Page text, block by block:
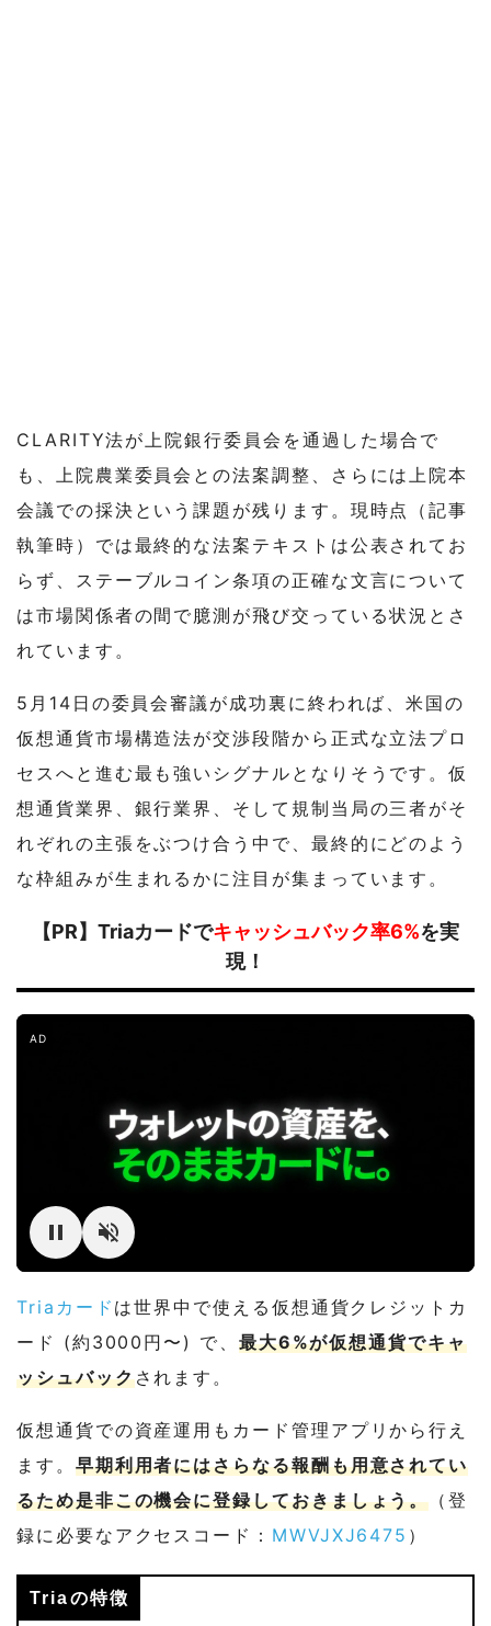
CLARITY法が上院銀行委員会を通過した場合で
も、上院農業委員会との法案調整、さらには上院本
会議での採決という課題が残ります。現時点（記事
執筆時）では最終的な法案テキストは公表されてお
らず、ステーブルコイン条項の正確な文言について
は市場関係者の間で臆測が飛び交っている状況とさ
れています。
5月14日の委員会審議が成功裏に終われば、米国の
仮想通貨市場構造法が交渉段階から正式な立法プロ
セスへと進む最も強いシグナルとなりそうです。仮
想通貨業界、銀行業界、そして規制当局の三者がそ
れぞれの主張をぶつけ合う中で、最終的にどのよう
な枠組みが生まれるかに注目が集まっています。
【PR】Triaカードでキャッシュバック率6%を実
現！
AD
Triaカード は世界中で使える仮想通貨クレジットカ
ード (約3000円〜) で、 最大6%が仮想通貨でキャ
ッシュバックされます。
仮想通貨での資産運用もカード管理アプリから行え
ます。 早期利用者にはさらなる報酬も用意されてい
るため是非この機会に登録しておきましょう。 （登
録に必要なアクセスコード： MWVJXJ6475 ）
Triaの特徴